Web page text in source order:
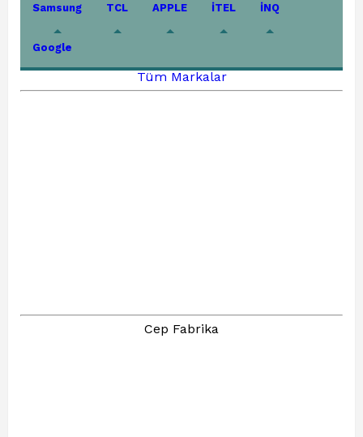
Samsung TCL APPLE İTEL İNQ
Google
Tüm Markalar
Cep Fabrika